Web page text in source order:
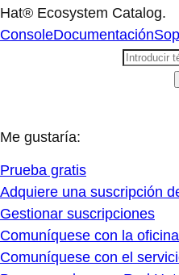
Hat® Ecosystem Catalog.
ConsoleDocumentación
Me gustaría:
Prueba gratis
Adquiere una suscripción
Gestionar suscripciones
Comuníquese con la
Comuníquese con el